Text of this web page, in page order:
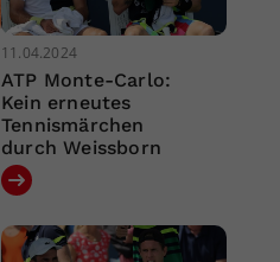
11.04.2024
ATP Monte-Carlo:
Kein erneutes
Tennismärchen
durch Weissborn